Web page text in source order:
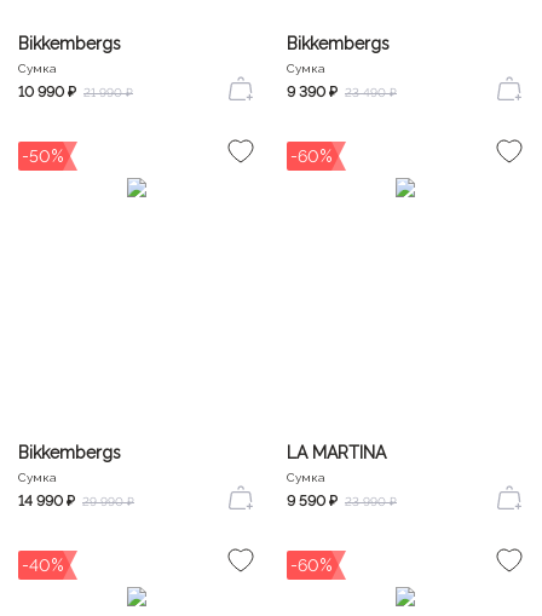
Bikkembergs
Сумка
10 990 ₽ 21 990 ₽
Bikkembergs
Сумка
9 390 ₽ 23 490 ₽
-50%
Bikkembergs
Сумка
14 990 ₽ 29 990 ₽
-60%
LA MARTINA
Сумка
9 590 ₽ 23 990 ₽
-40% -60%